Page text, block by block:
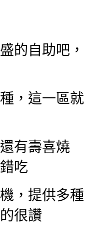
的自助吧，
，這一區就
有壽喜燒
吃
，提供多種
很讚